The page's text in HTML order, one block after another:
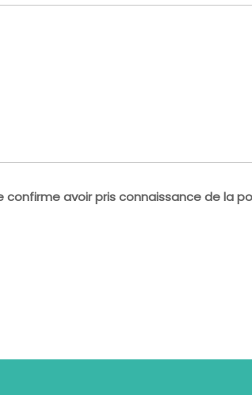
avoir pris connaissance de la